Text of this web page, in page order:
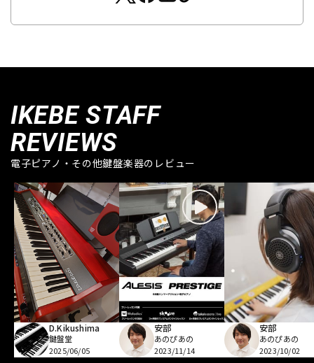
IKEBE STAFF
REVIEWS
電子ピアノ・その他鍵盤楽器のレビュー
D.Kikushima
鍵盤堂
2025/06/05
安部
あのぴあの
2023/11/14
安部
あのぴあの
2023/10/02